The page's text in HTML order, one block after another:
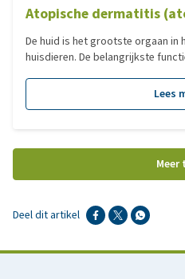
Atopische dermatitis
De huid is het grootste orgaan in
huisdieren. De belangrijkste
dermatitis (atopie) is de meest
aandoening bij honden. Hierbij
Vaak heeft dit te maken met een
Lees
Meer
Deel dit artikel